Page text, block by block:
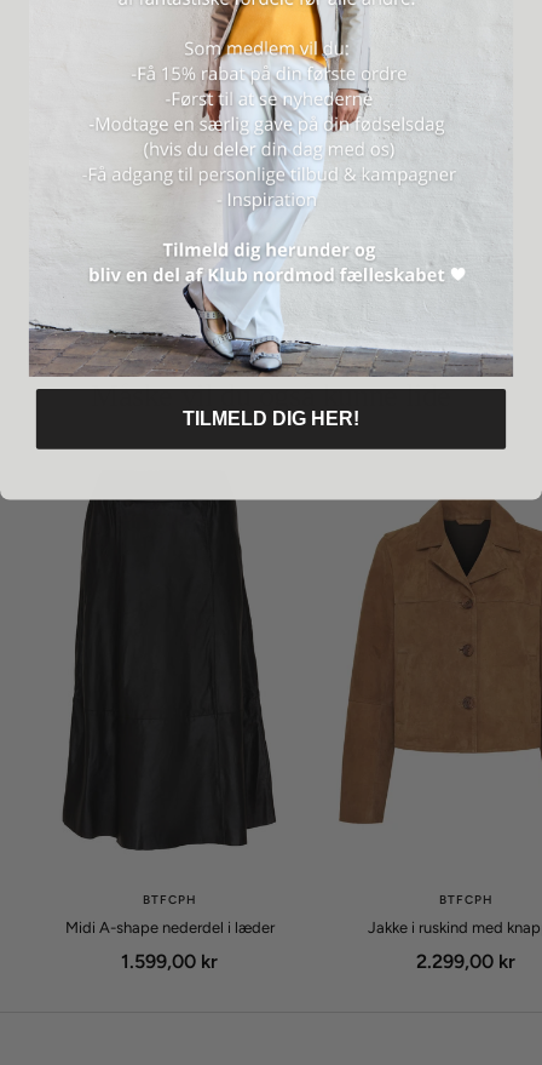
ANMELDELSER (0)
Levering & returnering
Måske vil du også kunne lide
BTFCPH
Midi A-shape nederdel i læder
Udsalgspris
1.599,00 kr
BTFCPH
Jakke i ruskind med
Udsalgspris
2.299,00 kr
TILMELD DIG HER!